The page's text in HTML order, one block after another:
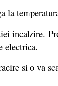
la
incalzire.
electrica.
si o va